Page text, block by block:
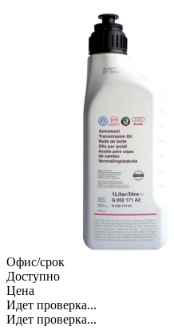
Офис/срок
Доступно
Цена
Идет проверка...
Идет проверка...